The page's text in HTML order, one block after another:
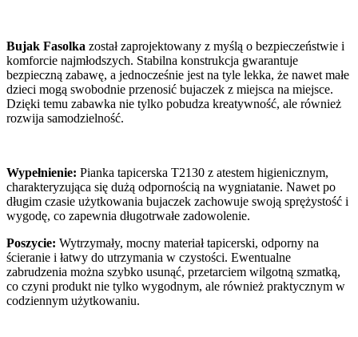
Bujak Fasolka został zaprojektowany z myślą o bezpieczeństwie i
komforcie najmłodszych. Stabilna konstrukcja gwarantuje
bezpieczną zabawę, a jednocześnie jest na tyle lekka, że nawet małe
dzieci mogą swobodnie przenosić bujaczek z miejsca na miejsce.
Dzięki temu zabawka nie tylko pobudza kreatywność, ale również
rozwija samodzielność.
Wypełnienie: Pianka tapicerska T2130 z atestem higienicznym,
charakteryzująca się dużą odpornością na wygniatanie. Nawet po
długim czasie użytkowania bujaczek zachowuje swoją sprężystość i
wygodę, co zapewnia długotrwałe zadowolenie.
Poszycie: Wytrzymały, mocny materiał tapicerski, odporny na
ścieranie i łatwy do utrzymania w czystości. Ewentualne
zabrudzenia można szybko usunąć, przetarciem wilgotną szmatką,
co czyni produkt nie tylko wygodnym, ale również praktycznym w
codziennym użytkowaniu.